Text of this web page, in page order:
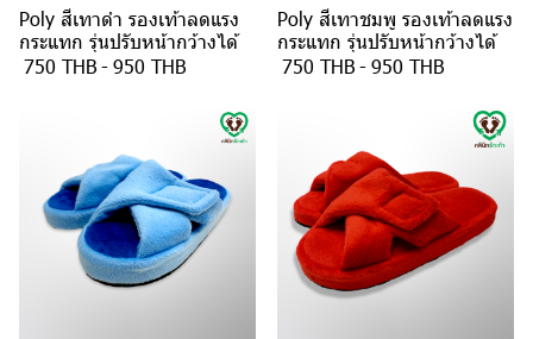
Poly สีเทาดำ รองเท้าลดแรง
กระแทก รุ่นปรับหน้ากว้างได้
750 THB-950 THB
Poly สีเทาชมพู รองเท้าลดแรง
กระแทก รุ่นปรับหน้ากว้างได้
750 THB-950 THB